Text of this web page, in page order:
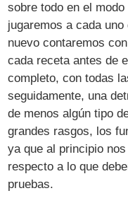
sobre todo en el modo
jugaremos a cada
nuevo contaremos
cada receta antes de
completo, con todas
seguidamente, una
de menos algún tipo
grandes rasgos, los
ya que al principio
respecto a lo que
pruebas.